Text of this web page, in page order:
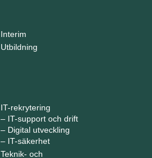
Interim
Utbildning
IT-rekrytering
– IT-support och drift
– Digital utveckling
– IT-säkerhet
Teknik- och